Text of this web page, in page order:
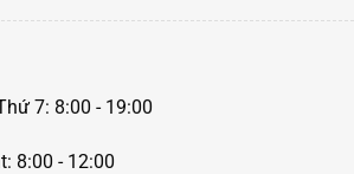
7: 8:00 - 19:00
8:00 - 12:00